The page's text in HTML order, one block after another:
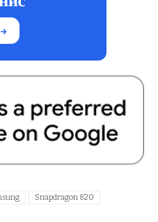
Snapdragon 820